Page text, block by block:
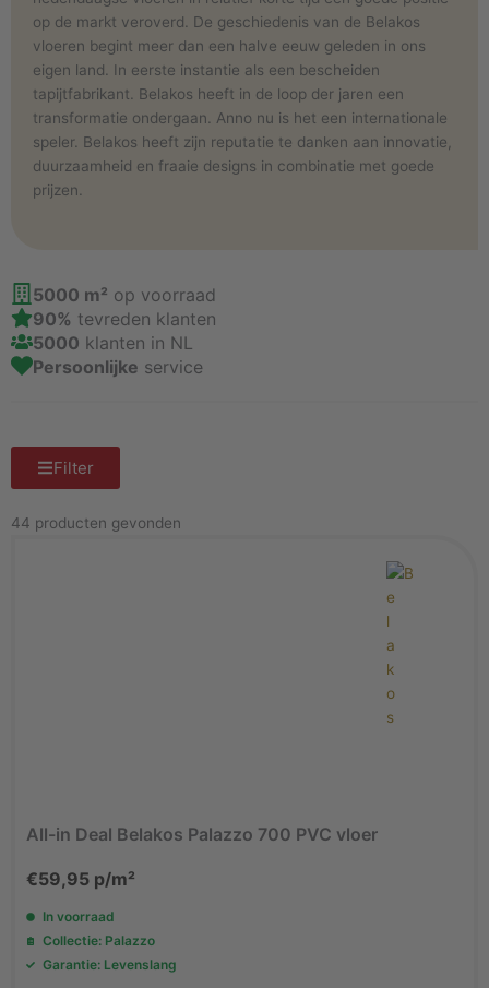
op de markt veroverd. De geschiedenis van de Belakos
vloeren begint meer dan een halve eeuw geleden in ons
eigen land. In eerste instantie als een bescheiden
tapijtfabrikant. Belakos heeft in de loop der jaren een
transformatie ondergaan. Anno nu is het een internationale
speler. Belakos heeft zijn reputatie te danken aan innovatie,
duurzaamheid en fraaie designs in combinatie met goede
prijzen.
5000 m² op voorraad
90% tevreden klanten
5000 klanten in NL
Persoonlijke service
Filter
44 producten gevonden
All-in Deal Belakos Palazzo 700 PVC vloer
€59,95 p/m²
In voorraad
Collectie: Palazzo
Garantie: Levenslang